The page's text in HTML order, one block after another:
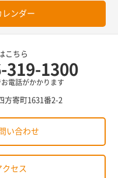
レンダー
こちら
319-1300
電話がかかります
方寄町1631番2-2
い合わせ
セス